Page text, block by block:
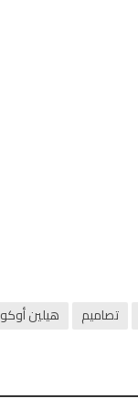
تصاميم هيلين